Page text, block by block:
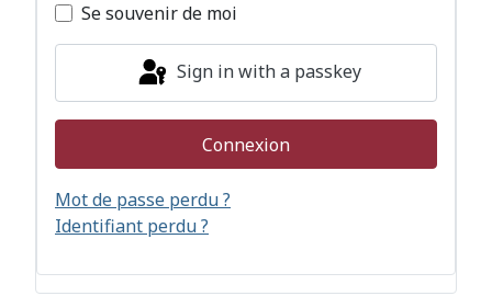
Se souvenir de moi
Sign in with a passkey
Connexion
Mot de passe perdu ?
Identifiant perdu ?